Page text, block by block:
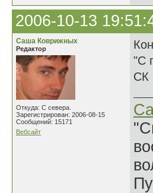
2006-10-13
Саша Коврижных
Редактор
Откуда: С севера.
Зарегистрирован: 2006-08-15
Сообщений: 15171
Вебсайт
"С
СК